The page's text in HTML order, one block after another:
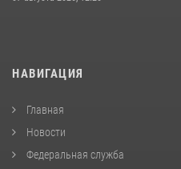
НАВИГАЦИЯ
Главная
Новости
Федеральная служба